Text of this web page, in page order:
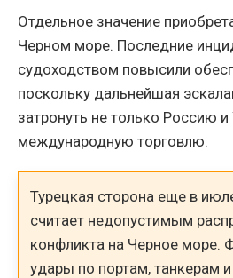
Отдельное значение
Черном море. Последние
судоходством повысили
поскольку дальнейшая
затронуть не только Россию и
международную торговлю.
Турецкая сторона еще в
считает недопустимым
конфликта на Черное море.
удары по портам, танкерам